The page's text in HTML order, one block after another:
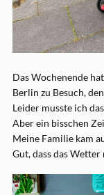
Das Wochenende
Berlin zu Besuch,
Leider musste ich
Aber ein bisschen
Meine Familie kam
Gut, dass das